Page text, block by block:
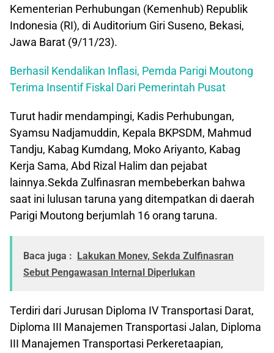
Kementerian Perhubungan (Kemenhub) Republik
Indonesia (RI), di Auditorium Giri Suseno, Bekasi,
Jawa Barat (9/11/23).
Berhasil Kendalikan Inflasi, Pemda Parigi Moutong
Terima Insentif Fiskal Dari Pemerintah Pusat
Turut hadir mendampingi, Kadis Perhubungan,
Syamsu Nadjamuddin, Kepala BKPSDM, Mahmud
Tandju, Kabag Kumdang, Moko Ariyanto, Kabag
Kerja Sama, Abd Rizal Halim dan pejabat
lainnya.Sekda Zulfinasran membeberkan bahwa
saat ini lulusan taruna yang ditempatkan di daerah
Parigi Moutong berjumlah 16 orang taruna.
Baca juga :
Lakukan Monev, Sekda Zulfinasran
Sebut Pengawasan Internal Diperlukan
Terdiri dari Jurusan Diploma IV Transportasi Darat,
Diploma III Manajemen Transportasi Jalan, Diploma
III Manajemen Transportasi Perkeretaapian,